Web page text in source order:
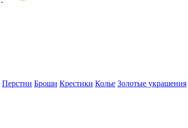
Перстни Броши Крестики Колье Золотые украшения